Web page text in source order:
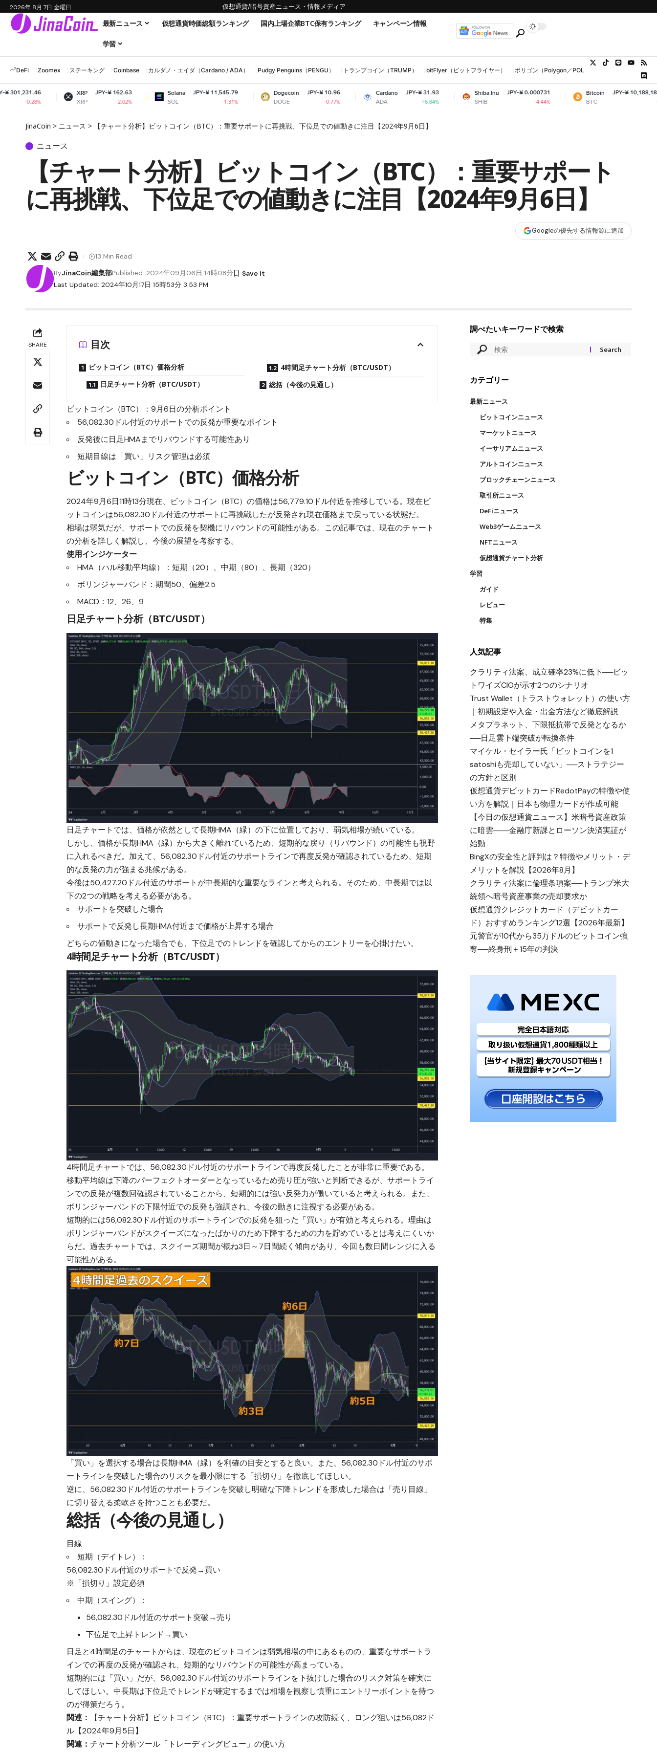
2026年 8月 7日 金曜日 仮想通貨/暗号資産ニュース・情報メディア
最新ニュース 仮想通貨時価総額ランキング 国内上場企業BTC保有ランキング キャンペーン情報
学習
DeFi Zoomex ステーキング Coinbase カルダノ・エイダ（Cardano / ADA） Pudgy Penguins（PENGU） トランプコイン（TRUMP） bitFlyer（ビットフライヤー） ポリゴン（Polygon／POL、MATIC）
XRP
XRP
JPY-¥ 162.63
-2.02%
Solana
SOL
JPY-¥ 11,545.79
Dogecoin
DOGE
JPY-¥ 10.96
-0.77%
Cardano
ADA
JPY-¥ 31.93
+6.84%
Shiba Inu
SHIB
JPY-¥ 0.000731
Bitcoin
BTC
JPY-¥ 10,188,184.99
JinaCoin > ニュース > 【チャート分析】ビットコイン（BTC）：重要サポートに再挑戦、下位足での値動きに注目【2024年9月6日】
ニュース
【チャート分析】ビットコイン（BTC）：重要サポート
に再挑戦、下位足での値動きに注目【2024年9月6日】
Googleの優先する情報源に追加
Last Updated: 2024年10月17日 15時53分 3:53 PM
ByJinaCoin編集部Published: 2024年09月06日 14時08分
13 Min Read
SHARE 目次
ビットコイン（BTC）価格分析
日足チャート分析（BTC/USDT）
4時間足チャート分析（BTC/USDT）
総括（今後の見通し）
ビットコイン（BTC）：9月6日の分析ポイント
56,082.30ドル付近のサポートでの反発が重要なポイント
反発後に日足HMAまでリバウンドする可能性あり
短期目線は「買い」リスク管理は必須
ビットコイン（BTC）価格分析
2024年9月6日11時13分現在、ビットコイン（BTC）の価格は56,779.10ドル付近を推移している。現在ビ
ットコインは56,082.30ドル付近のサポートに再挑戦したが反発され現在価格まで戻っている状態だ。
相場は弱気だが、サポートでの反発を契機にリバウンドの可能性がある。この記事では、現在のチャート
の分析を詳しく解説し、今後の展望を考察する。
使用インジケーター
HMA（ハル移動平均線）：短期（20）、中期（80）、長期（320）
ボリンジャーバンド：期間50、偏差2.5
MACD：12、26、9
日足チャート分析（BTC/USDT）
日足チャートでは、価格が依然として長期HMA（緑）の下に位置しており、弱気相場が続いている。
しかし、価格が長期HMA（緑）から大きく離れているため、短期的な戻り（リバウンド）の可能性も視野
に入れるべきだ。加えて、56,082.30ドル付近のサポートラインで再度反発が確認されているため、短期
的な反発の力が強まる兆候がある。
今後は50,427.20ドル付近のサポートが中長期的な重要なラインと考えられる。そのため、中長期では以
下の2つの戦略を考える必要がある。
サポートを突破した場合
サポートで反発し長期HMA付近まで価格が上昇する場合
どちらの値動きになった場合でも、下位足でのトレンドを確認してからのエントリーを心掛けたい。
4時間足チャート分析（BTC/USDT）
4時間足チャートでは、56,082.30ドル付近のサポートラインで再度反発したことが非常に重要である。
移動平均線は下降のパーフェクトオーダーとなっているため売り圧が強いと判断できるが、サポートライ
ンでの反発が複数回確認されていることから、短期的には強い反発力が働いていると考えられる。また、
ボリンジャーバンドの下限付近での反発も強調され、今後の動きに注視する必要がある。
短期的には56,082.30ドル付近のサポートラインでの反発を狙った「買い」が有効と考えられる。理由は
ボリンジャーバンドがスクイーズになったばかりのため下降するための力を貯めているとは考えにくいか
らだ。過去チャートでは、スクイーズ期間が概ね3日～7日間続く傾向があり、今回も数日間レンジに入る
可能性がある。
「買い」を選択する場合は長期HMA（緑）を利確の目安とすると良い。また、56,082.30ドル付近のサポ
ートラインを突破した場合のリスクを最小限にする「損切り」を徹底してほしい。
逆に、56,082.30ドル付近のサポートラインを突破し明確な下降トレンドを形成した場合は「売り目線」
に切り替える柔軟さを持つことも必要だ。
総括（今後の見通し）
目線
短期（デイトレ）：
56,082.30ドル付近のサポートで反発→買い
※「損切り」設定必須
中期（スイング）：
56,082.30ドル付近のサポート突破→売り
下位足で上昇トレンド→買い
日足と4時間足のチャートからは、現在のビットコインは弱気相場の中にあるものの、重要なサポートラ
インでの再度の反発が確認され、短期的なリバウンドの可能性が高まっている。
短期的には「買い」だが、56,082.30ドル付近のサポートラインを下抜けした場合のリスク対策を確実に
してほしい。中長期は下位足でトレンドが確定するまでは相場を観察し慎重にエントリーポイントを待つ
のが得策だろう。
関連：
【チャート分析】ビットコイン（BTC）：重要サポートラインの攻防続く、ロング狙いは56,082ド
ル【2024年9月5日】
関連：チャート分析ツール「トレーディングビュー」の使い方
調べたいキーワードで検索
カテゴリー
最新ニュース
ビットコインニュース
マーケットニュース
イーサリアムニュース
アルトコインニュース
ブロックチェーンニュース
取引所ニュース
DeFiニュース
Web3ゲームニュース
NFTニュース
仮想通貨チャート分析
学習
ガイド
レビュー
特集
人気記事
クラリティ法案、成立確率23%に低下──ビッ
トワイズCIOが示す2つのシナリオ
Trust Wallet（トラストウォレット）の使い方
｜初期設定や入金・出金方法など徹底解説
メタプラネット、下限抵抗帯で反発となるか
──日足雲下端突破が転換条件
マイケル・セイラー氏「ビットコインを1
satoshiも売却していない」──ストラテジー
の方針と区別
仮想通貨デビットカードRedotPayの特徴や使
い方を解説｜日本も物理カードが作成可能
【今日の仮想通貨ニュース】米暗号資産政策
に暗雲――金融庁新課とローソン決済実証が
始動
BingXの安全性と評判は？特徴やメリット・デ
メリットを解説【2026年8月】
クラリティ法案に倫理条項案──トランプ米大
統領へ暗号資産事業の売却要求か
仮想通貨クレジットカード（デビットカー
ド）おすすめランキング12選【2026年最新】
元警官が10代から35万ドルのビットコイン強
奪──終身刑＋15年の判決